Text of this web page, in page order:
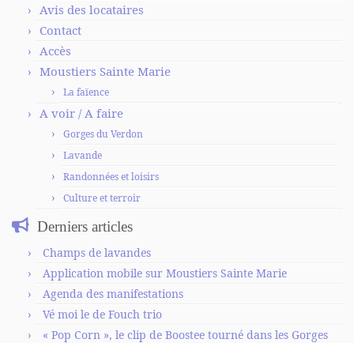
Avis des locataires
Contact
Accès
Moustiers Sainte Marie
La faïence
A voir / A faire
Gorges du Verdon
Lavande
Randonnées et loisirs
Culture et terroir
Derniers articles
Champs de lavandes
Application mobile sur Moustiers Sainte Marie
Agenda des manifestations
Vé moi le de Fouch trio
« Pop Corn », le clip de Boostee tourné dans les Gorges